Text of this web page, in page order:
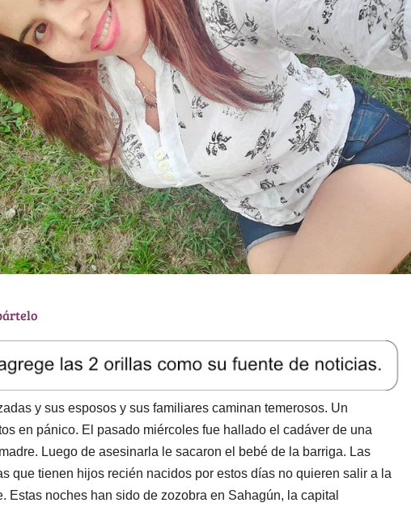
y sus esposos y sus familiares caminan temerosos. Un
en pánico. El pasado miércoles fue hallado el cadáver de una
Luego de asesinarla le sacaron el bebé de la barriga. Las
que tienen hijos recién nacidos por estos días no quieren salir a la
Estas noches han sido de zozobra en Sahagún, la capital